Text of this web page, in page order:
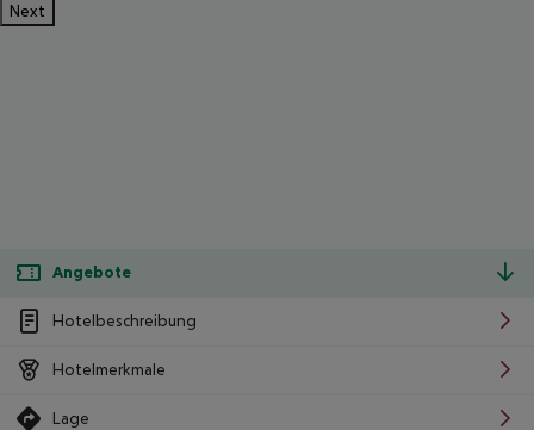
Next
Angebote
Hotelbeschreibung
Hotelmerkmale
Lage